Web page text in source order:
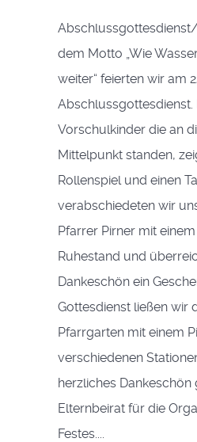
dem Motto „Wie
weiter“ feierten wir am
Abschlussgottesdienst.
Vorschulkinder die an
Mittelpunkt standen,
Rollenspiel und einen
verabschiedeten wir
Pfarrer Pirner mit
Ruhestand und
Dankeschön ein
Gottesdienst ließen wir
Pfarrgarten mit einem
verschiedenen
herzliches Dankeschön
Elternbeirat für die
Festes....